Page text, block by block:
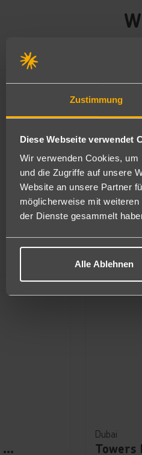
Zustimmung
Diese Webseite verwendet
Wir verwenden Cookies,
und die Zugriffe auf unsere
Website an unsere Partner
möglicherweise mit
der Dienste gesammelt
Alle Ablehnen
ab984€
pro Person
Mövenpick Hotel & Apartments Bur Dubai
Dubai
Towers